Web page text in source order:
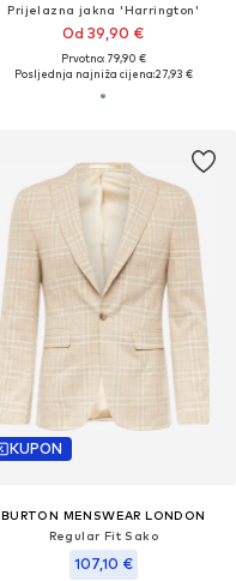
Prijelazna jakna 'Harrington'
Od 39,90 €
Prvotno: 79,90 €
Posljednja najniža cijena:27,93 €
KUPON
BURTON MENSWEAR LONDON
Regular Fit Sako
107,10 €